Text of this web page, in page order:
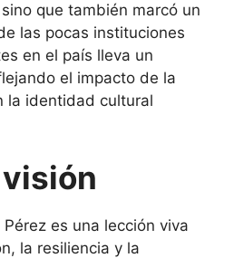
que también marcó un
las pocas instituciones
en el país lleva un
el impacto de la
la identidad cultural
es una lección viva
la resiliencia y la